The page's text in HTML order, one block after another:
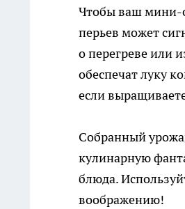
Чтобы ваш мини-
перьев может
о перегреве или
обеспечат луку
если
Собранный
кулинарную
блюда.
воображению!